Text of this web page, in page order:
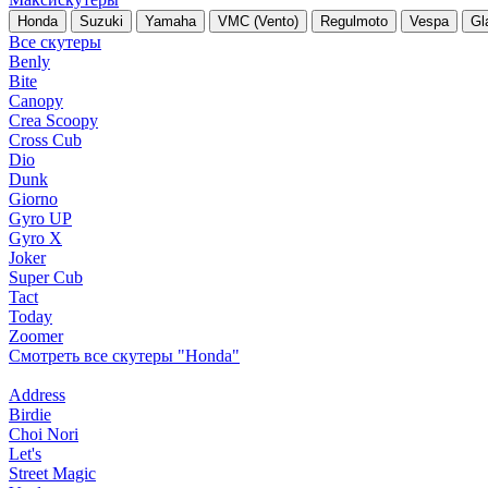
Honda Suzuki Yamaha VMC (Vento) Regulmoto Vespa
Все скутеры
Benly
Bite
Canopy
Crea Scoopy
Cross Cub
Dio
Dunk
Giorno
Gyro UP
Gyro X
Joker
Super Cub
Tact
Today
Zoomer
Смотреть все скутеры "Honda"
Address
Birdie
Choi Nori
Let's
Street Magic